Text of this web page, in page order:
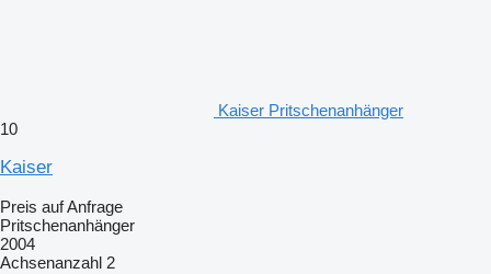
Kaiser Pritschenanhänger
10
Kaiser
Preis auf Anfrage
Pritschenanhänger
2004
Achsenanzahl 2